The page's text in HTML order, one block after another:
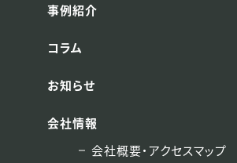
事例紹介
コラム
お知らせ
会社情報
会社概要・アクセスマップ